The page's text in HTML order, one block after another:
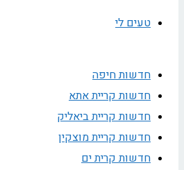
טעים לי
חדשות חיפה
חדשות קריית אתא
חדשות קריית ביאליק
חדשות קריית מוצקין
חדשות קרית ים